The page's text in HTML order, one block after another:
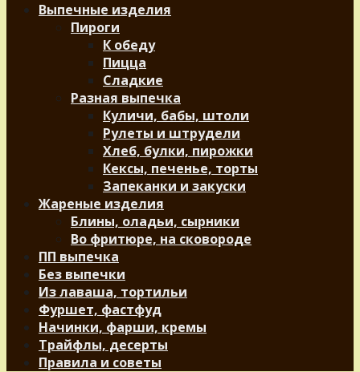
Выпечные изделия
Пироги
К обеду
Пицца
Сладкие
Разная выпечка
Куличи, бабы, штоли
Рулеты и штрудели
Хлеб, булки, пирожки
Кексы, печенье, торты
Запеканки и закуски
Жареные изделия
Блины, оладьи, сырники
Во фритюре, на сковороде
ПП выпечка
Без выпечки
Из лаваша, тортильи
Фуршет, фастфуд
Начинки, фарши, кремы
Трайфлы, десерты
Правила и советы